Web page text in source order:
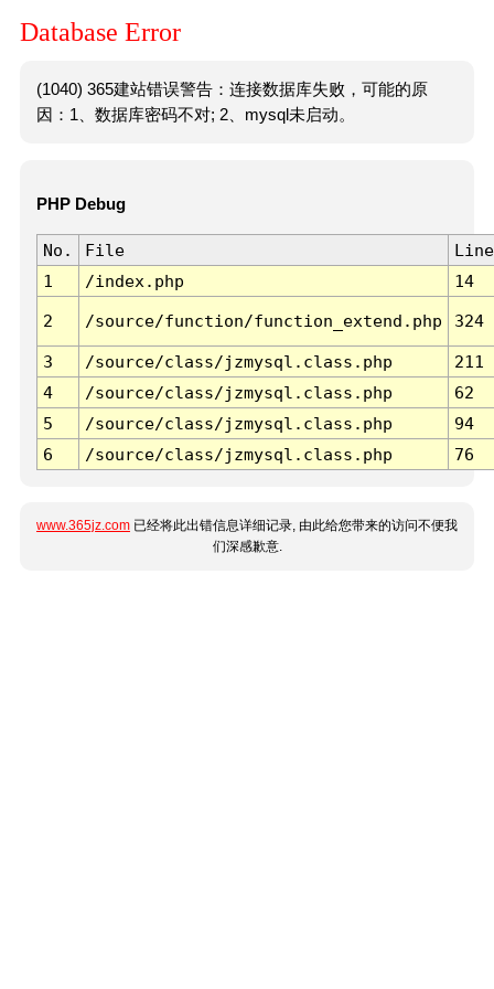
Database Error
(1040) 365建站错误警告：连接数据库失败，可能的原
因：1、数据库密码不对; 2、mysql未启动。
PHP Debug
No. File
Line
1
/index.php 14
2 /source/function/function_extend.php 324
3 /source/class/jzmysql.class.php
211
4
/source/class/jzmysql.class.php
62
5
/source/class/jzmysql.class.php
94
6
/source/class/jzmysql.class.php 76
www.365jz.com 已经将此出错信息详细记录, 由此给您带来的访问不便我
们深感歉意.